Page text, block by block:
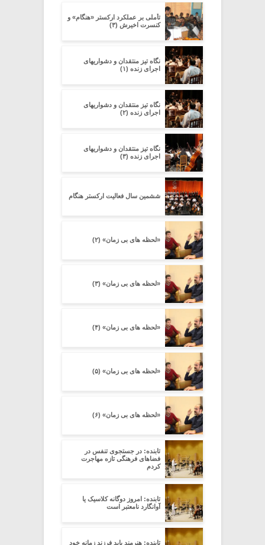
تأملی بر عملکرد ارکستر «هنگام» و
کنسرت اخیرش (۳)
نگاه تیز منتقدان و دشواریهای
اجرای زنده (۱)
نگاه تیز منتقدان و دشواریهای
اجرای زنده (۲)
نگاه تیز منتقدان و دشواریهای
اجرای زنده (۳)
ششمین سال فعالیت ارکستر هنگام
«لحظه های بی زمان» (۲)
«لحظه های بی زمان» (۳)
«لحظه های بی زمان» (۴)
«لحظه های بی زمان» (۵)
«لحظه های بی زمان» (۶)
تابنده: در جستجوی تنفس در
فضاهای فرهنگی تازه مهاجرت
کردم
تابنده: امروز دوگانه کلاسیک یا
آوانگارد نامعتبر است
تابنده: هنرمند باید فرزند زمانه خود